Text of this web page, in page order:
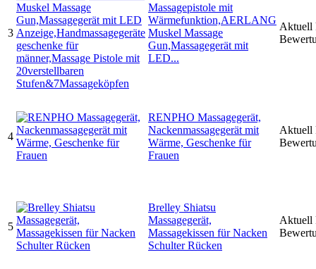
3
Massagepistole mit
Wärmefunktion,AERLANG
Muskel Massage
Gun,Massagegerät mit
LED...
Aktuell
4
RENPHO Massagegerät,
Nackenmassagegerät mit
Wärme, Geschenke für
Frauen
Aktuell
5
Brelley Shiatsu
Massagegerät,
Massagekissen für Nacken
Schulter Rücken
Aktuell